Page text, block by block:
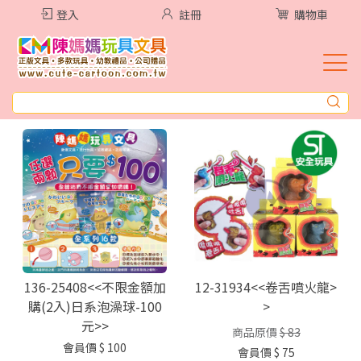
登入 註冊 購物車
136-25408<<不限金額加
購(2入)日系泡澡球-100
元>>
會員價 $ 100
12-31934<<卷舌噴火龍>
>
商品原價 $ 83
會員價 $ 75